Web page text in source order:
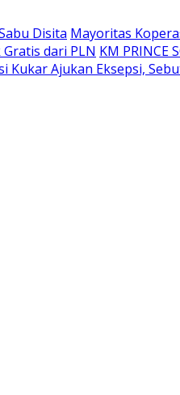
Disita Mayoritas
dari PLN KM PRINCE
Ajukan Eksepsi,